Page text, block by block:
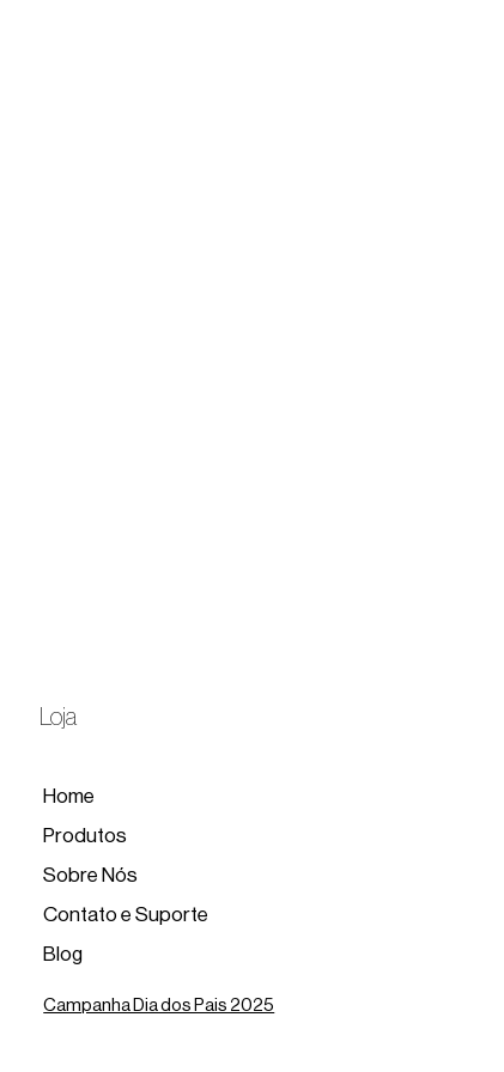
Loja
Home
Produtos
Sobre Nós
Contato e Suporte
Blog
Campanha Dia dos Pais 2025